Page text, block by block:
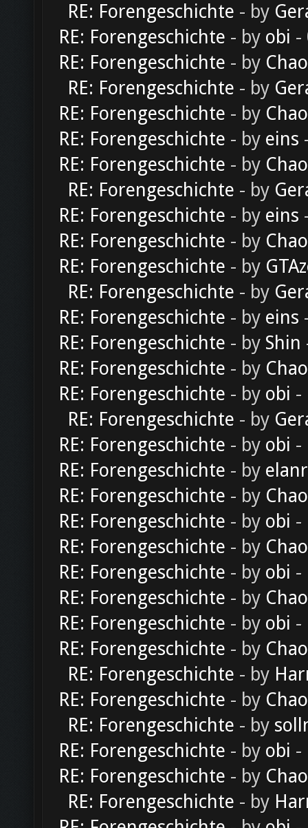
RE: Forengeschichte - by
RE: Forengeschichte - by obi -
RE: Forengeschichte - by
RE: Forengeschichte - by
RE: Forengeschichte - by
RE: Forengeschichte - by eins
RE: Forengeschichte - by
RE: Forengeschichte - by
RE: Forengeschichte - by eins
RE: Forengeschichte - by
RE: Forengeschichte - by
RE: Forengeschichte - by
RE: Forengeschichte - by eins
RE: Forengeschichte - by Shin
RE: Forengeschichte - by
RE: Forengeschichte - by obi -
RE: Forengeschichte - by
RE: Forengeschichte - by obi -
RE: Forengeschichte - by
RE: Forengeschichte - by
RE: Forengeschichte - by obi -
RE: Forengeschichte - by
RE: Forengeschichte - by obi -
RE: Forengeschichte - by
RE: Forengeschichte - by obi -
RE: Forengeschichte - by
RE: Forengeschichte - by
RE: Forengeschichte - by
RE: Forengeschichte - by
RE: Forengeschichte - by obi -
RE: Forengeschichte - by
RE: Forengeschichte - by